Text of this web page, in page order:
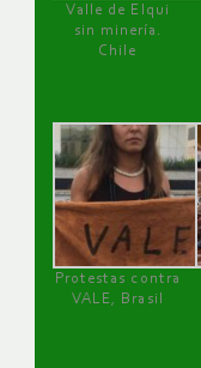
Valle de Elqui
sin minería.
Chile
Protestas contra
VALE, Brasil